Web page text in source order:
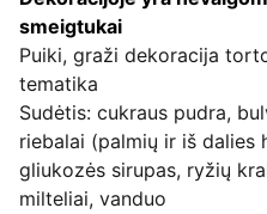
smeigtukai
Puiki, graži dekoracija
tematika
Sudėtis: cukraus pudra,
riebalai (palmių ir iš dalies
gliukozės sirupas, ryžių
milteliai, vanduo